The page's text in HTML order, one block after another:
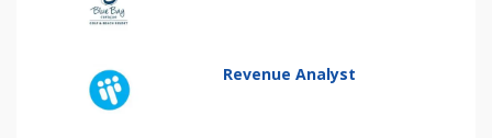
Revenue Analyst